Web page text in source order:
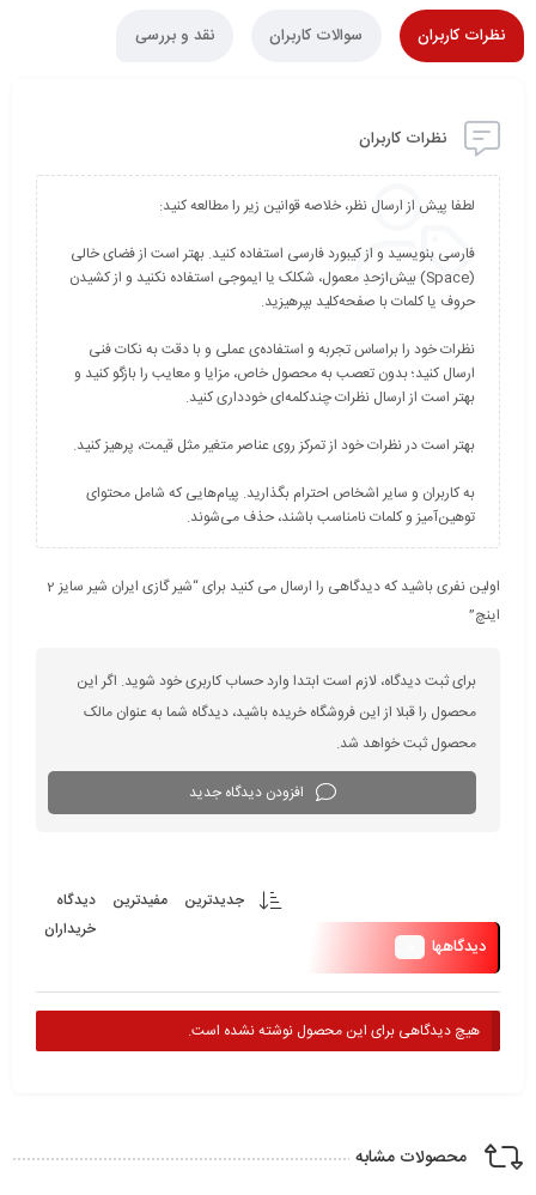
نظرات کاربران سوالات کاربران نقد و بررسی
نظرات کاربران
فارسی بنویسید و از کیبورد فارسی استفاده کنید. بهتر است از فضای خالی
(Space) بیش‌از‌حدِ معمول، شکلک یا ایموجی استفاده نکنید و از کشیدن
نظرات خود را براساس تجربه و استفاده‌ی عملی و با دقت به نکات فنی
ارسال کنید؛ بدون تعصب به محصول خاص، مزایا و معایب را بازگو کنید و
به کاربران و سایر اشخاص احترام بگذارید. پیام‌هایی که شامل محتوای
توهین‌آمیز و کلمات نامناسب باشند، حذف می‌شوند.
اولین نفری باشید که دیدگاهی را ارسال می کنید برای “شیر گازی ایران شیر سایز 2
اینچ”
برای ثبت دیدگاه، لازم است ابتدا وارد حساب کاربری خود شوید. اگر این
محصول را قبلا از این فروشگاه خریده باشید، دیدگاه شما به عنوان مالک
محصول ثبت خواهد شد.
افزودن دیدگاه جدید
دیدگاهها
جدیدترین مفیدترین
دیدگاه
خریداران
هیچ دیدگاهی برای این محصول نوشته نشده است.
محصولات مشابه